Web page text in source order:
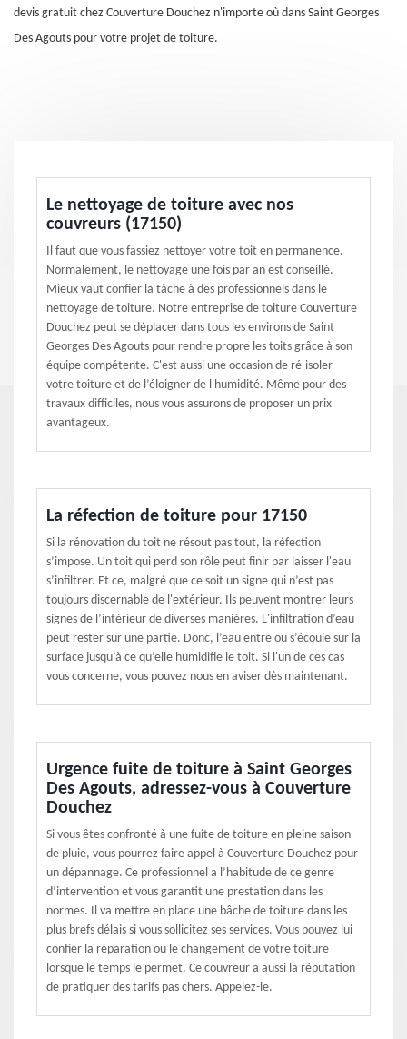
devis gratuit chez Couverture Douchez n'importe où dans Saint Georges
Des Agouts pour votre projet de toiture.
Le nettoyage de toiture avec nos
couvreurs (17150)
Il faut que vous fassiez nettoyer votre toit en permanence.
Normalement, le nettoyage une fois par an est conseillé.
Mieux vaut confier la tâche à des professionnels dans le
nettoyage de toiture. Notre entreprise de toiture Couverture
Douchez peut se déplacer dans tous les environs de Saint
Georges Des Agouts pour rendre propre les toits grâce à son
équipe compétente. C'est aussi une occasion de ré-isoler
votre toiture et de l’éloigner de l'humidité. Même pour des
travaux difficiles, nous vous assurons de proposer un prix
avantageux.
La réfection de toiture pour 17150
Si la rénovation du toit ne résout pas tout, la réfection
s’impose. Un toit qui perd son rôle peut finir par laisser l'eau
s’infiltrer. Et ce, malgré que ce soit un signe qui n’est pas
toujours discernable de l'extérieur. Ils peuvent montrer leurs
signes de l’intérieur de diverses manières. L'infiltration d’eau
peut rester sur une partie. Donc, l’eau entre ou s’écoule sur la
surface jusqu’à ce qu’elle humidifie le toit. Si l'un de ces cas
vous concerne, vous pouvez nous en aviser dès maintenant.
Urgence fuite de toiture à Saint Georges
Des Agouts, adressez-vous à Couverture
Douchez
Si vous êtes confronté à une fuite de toiture en pleine saison
de pluie, vous pourrez faire appel à Couverture Douchez pour
un dépannage. Ce professionnel a l’habitude de ce genre
d’intervention et vous garantit une prestation dans les
normes. Il va mettre en place une bâche de toiture dans les
plus brefs délais si vous sollicitez ses services. Vous pouvez lui
confier la réparation ou le changement de votre toiture
lorsque le temps le permet. Ce couvreur a aussi la réputation
de pratiquer des tarifs pas chers. Appelez-le.